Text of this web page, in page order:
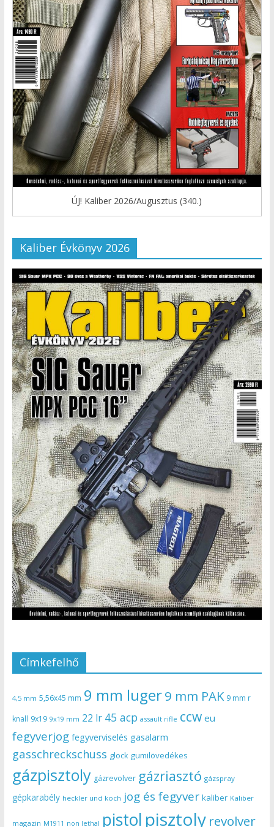
ÚJ! Kaliber 2026/Augusztus (340.)
Kaliber Évkönyv 2026
Címkefelhő
4,5 mm 5,56x45 mm 9 mm luger9 mm PAK 9 mm r
knall 9x19 9x19 mm 22 lr 45 acp assault rifle ccw eu
fegyverjog fegyverviselés gasalarm
gasschreckschuss glock gumilövedékes
gázpisztoly gázrevolver gázriasztó gázspray
gépkarabély heckler und koch jog és fegyver kaliber Kaliber
magazin M1911 non lethal pistol pisztoly revolver